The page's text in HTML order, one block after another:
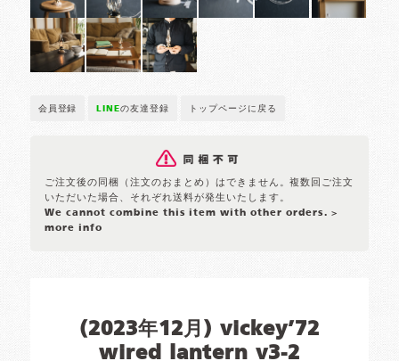
会員登録 LINEの友達登録 トップページに戻る
ご注文後の同梱（注文のおまとめ）はできません。複数回ご注文
いただいた場合、それぞれ送料が発生いたします。
We cannot combine this item with other orders. >
more info
(2023年12月) vickey’72
wired lantern v3-2